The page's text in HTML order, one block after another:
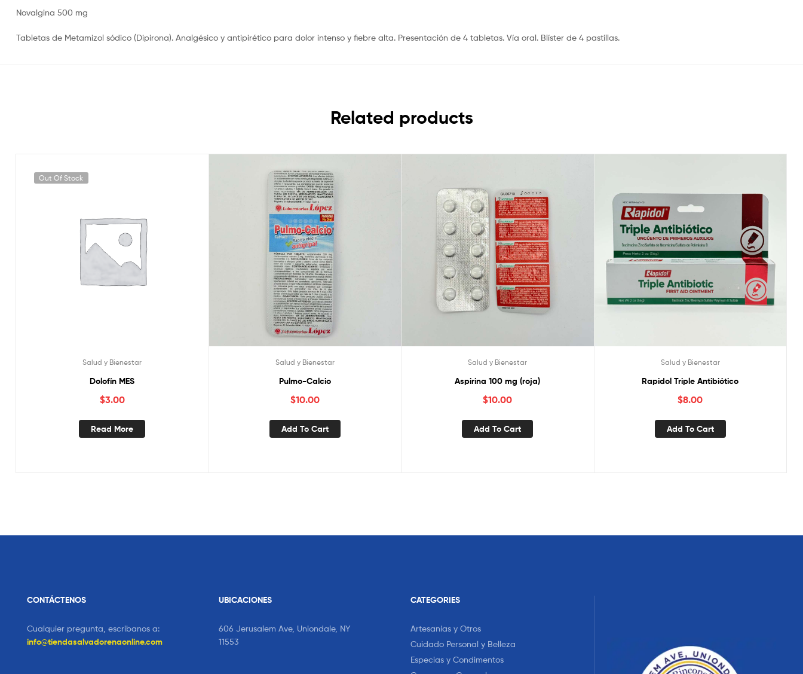
Novalgina 500 mg
Tabletas de Metamizol sódico (Dipirona). Analgésico y antipirético para dolor intenso y fiebre alta. Presentación de 4 tabletas. Vía oral. Blíster de 4 pastillas.
Related products
Out Of Stock
Salud y Bienestar
Dolofín MES
$3.00
Read More
Salud y Bienestar
Pulmo-Calcio
$10.00
Add To Cart
Salud y Bienestar
Aspirina 100 mg (roja)
$10.00
Add To Cart
Salud y Bienestar
Rapidol Triple Antibiótico
$8.00
Add To Cart
CONTÁCTENOS
Cualquier pregunta, escribanos a:
info@tiendasalvadorenaonline.com
UBICACIONES
606 Jerusalem Ave, Uniondale, NY
11553
CATEGORIES
Artesanías y Otros
Cuidado Personal y Belleza
Especias y Condimentos